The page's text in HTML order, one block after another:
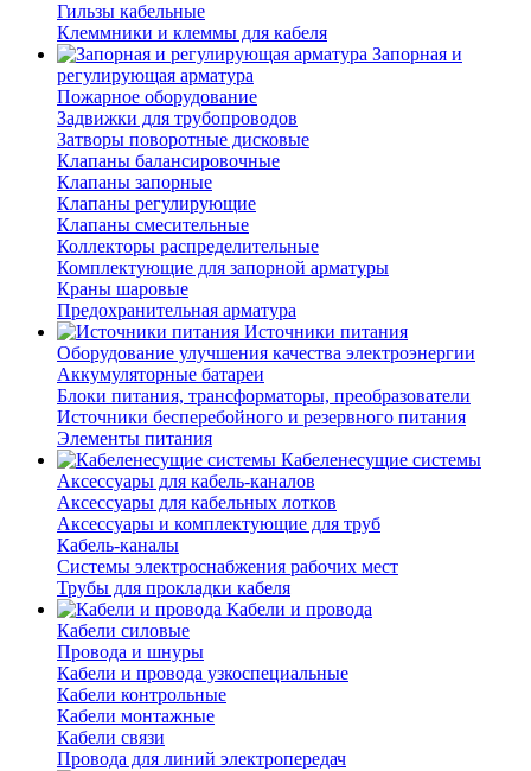
Гильзы кабельные
Клеммники и клеммы для кабеля
Запорная и
регулирующая арматура
Пожарное оборудование
Задвижки для трубопроводов
Затворы поворотные дисковые
Клапаны балансировочные
Клапаны запорные
Клапаны регулирующие
Клапаны смесительные
Коллекторы распределительные
Комплектующие для запорной арматуры
Краны шаровые
Предохранительная арматура
Источники питания
Оборудование улучшения качества электроэнергии
Аккумуляторные батареи
Блоки питания, трансформаторы, преобразователи
Источники бесперебойного и резервного питания
Элементы питания
Кабеленесущие системы
Аксессуары для кабель-каналов
Аксессуары для кабельных лотков
Аксессуары и комплектующие для труб
Кабель-каналы
Системы электроснабжения рабочих мест
Трубы для прокладки кабеля
Кабели и провода
Кабели силовые
Провода и шнуры
Кабели и провода узкоспециальные
Кабели контрольные
Кабели монтажные
Кабели связи
Провода для линий электропередач